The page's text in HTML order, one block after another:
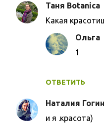
К
а
Таня Botanica
Какая
ОТВЕТИТЬ
Ольга
1
Наталия
и я .красота)